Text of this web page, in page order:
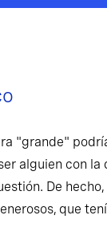
"grande"
alguien con
De
que